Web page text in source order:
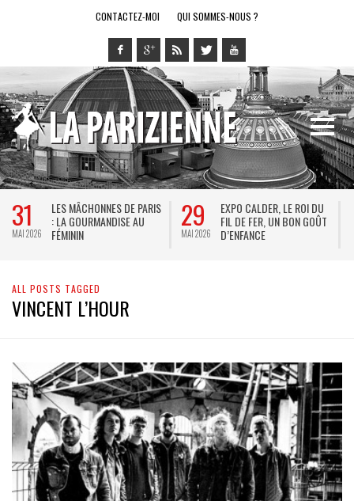
CONTACTEZ-MOI QUI SOMMES-NOUS ?
31
MAI 2026
LES MÂCHONNES DE PARIS
: LA GOURMANDISE AU
FÉMININ
29
MAI 2026
EXPO CALDER, LE ROI DU
FIL DE FER, UN BON GOÛT
D’ENFANCE
ALL POSTS TAGGED
VINCENT L’HOUR